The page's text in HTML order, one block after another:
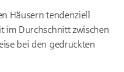
Häusern tendenziell
im Durchschnitt zwischen
bei den gedruckten